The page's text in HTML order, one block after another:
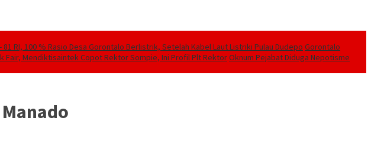
81 RI, 100 % Rasio Desa Gorontalo Berlistrik, Setelah Kabel Laut Listriki Pulau Dudepo Gorontalo
Fair, Mendiktisaintek Copot Rektor Sompie, Ini Profil Plt RektorOknum Pejabat Diduga Nepotisme